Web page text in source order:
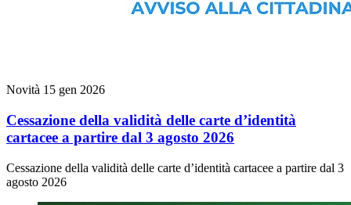
Novità 15 gen 2026
Cessazione della validità delle carte d’identità
cartacee a partire dal 3 agosto 2026
Cessazione della validità delle carte d’identità cartacee a partire dal 3
agosto 2026